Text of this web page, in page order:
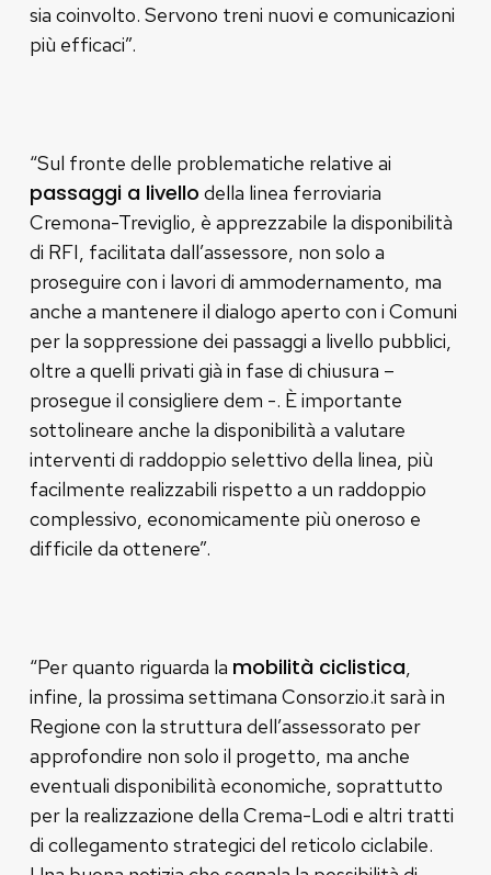
sia coinvolto. Servono treni nuovi e comunicazioni
più efficaci”.
“Sul fronte delle problematiche relative ai
passaggi a livello della linea ferroviaria
Cremona-Treviglio, è apprezzabile la disponibilità
di RFI, facilitata dall’assessore, non solo a
proseguire con i lavori di ammodernamento, ma
anche a mantenere il dialogo aperto con i Comuni
per la soppressione dei passaggi a livello pubblici,
oltre a quelli privati già in fase di chiusura –
prosegue il consigliere dem -. È importante
sottolineare anche la disponibilità a valutare
interventi di raddoppio selettivo della linea, più
facilmente realizzabili rispetto a un raddoppio
complessivo, economicamente più oneroso e
difficile da ottenere”.
“Per quanto riguarda la mobilità ciclistica,
infine, la prossima settimana Consorzio.it sarà in
Regione con la struttura dell’assessorato per
approfondire non solo il progetto, ma anche
eventuali disponibilità economiche, soprattutto
per la realizzazione della Crema-Lodi e altri tratti
di collegamento strategici del reticolo ciclabile.